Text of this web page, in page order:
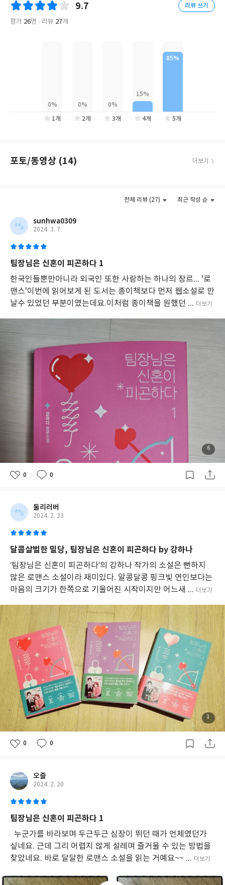
《폭군을 길들이는 방법》 《구남친이 내게 반했다》를 쓰며 네이
이 피곤하다》는 로맨스 코미디의 정석 같은 작품으로, 매력적인 주
9.7
평가 26명 리뷰 27개
리뷰 쓰기
1개 2개 3개 4개 5개
포토/동영상 (14) 더보기
전체 리뷰 (27) 최근 작성 순
sunhwa0309
2024. 3. 7
팀장님은 신혼이 피곤하다 1
한국인들뿐만아니라 외국인 또한 사랑하는 하나의 장르... '로
맨스'이번에 읽어보게 된 도서는 종이책보다 먼저 웹소설로 만
날수 있었던 부분이였는데요.이처럼 종이책을 원했던 ... 더보기
6
0 0
둘리러버
2024. 2. 23
달콤살벌한 밀당, 팀장님은 신혼이 피곤하다 by 강하나
‘팀장님은 신혼이 피곤하다’의 강하나 작가의 소설은 뻔하지
않은 로맨스 소설이라 재미있다. 알콩달콩 핑크빛 연인보다는
마음의 크기가 한쪽으로 기울어진 시작이지만 어느새 ... 더보기
1
0 0
오즐
2024. 2. 20
팀장님은 신혼이 피곤하다 1
누군가를 바라보며 두근두근 심장이 뛰던 때가 언제였던가
싶네요. 근데 그리 어렵지 않게 설레며 즐거울 수 있는 방법을
찾았네요. 바로 달달한 로맨스 소설을 읽는 거예요~~ ... 더보기